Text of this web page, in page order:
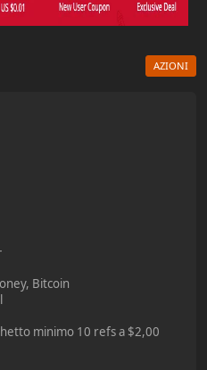
AZIONI
Bitcoin
minimo 10 refs a $2,00